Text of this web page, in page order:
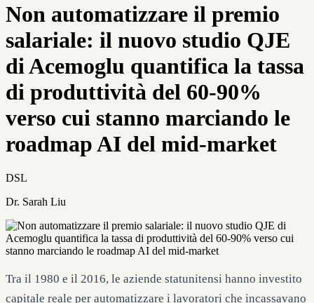
Non automatizzare il premio
salariale: il nuovo studio QJE
di Acemoglu quantifica la tassa
di produttività del 60-90%
verso cui stanno marciando le
roadmap AI del mid-market
DSL
Dr. Sarah Liu
Tra il 1980 e il 2016, le aziende statunitensi hanno investito
capitale reale per automatizzare i lavoratori che incassavano